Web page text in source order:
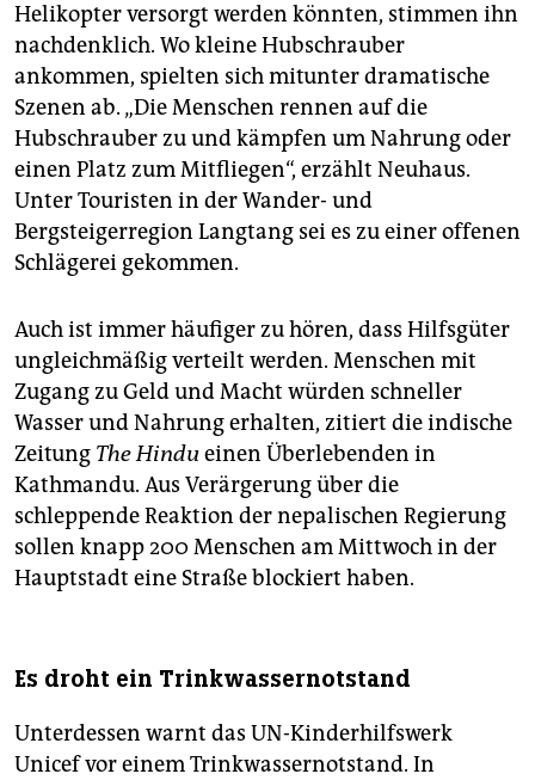
Helikopter versorgt werden könnten, stimmen ihn
nachdenklich. Wo kleine Hubschrauber
ankommen, spielten sich mitunter dramatische
Szenen ab. „Die Menschen rennen auf die
Hubschrauber zu und kämpfen um Nahrung oder
einen Platz zum Mitfliegen“, erzählt Neuhaus.
Unter Touristen in der Wander- und
Bergsteigerregion Langtang sei es zu einer offenen
Schlägerei gekommen.
Auch ist immer häufiger zu hören, dass Hilfsgüter
ungleichmäßig verteilt werden. Menschen mit
Zugang zu Geld und Macht würden schneller
Wasser und Nahrung erhalten, zitiert die indische
Zeitung The Hindueinen Überlebenden in
Kathmandu. Aus Verärgerung über die
schleppende Reaktion der nepalischen Regierung
sollen knapp 200 Menschen am Mittwoch in der
Hauptstadt eine Straße blockiert haben.
Es droht ein Trinkwassernotstand
Unterdessen warnt das UN-Kinderhilfswerk
Unicef vor einem Trinkwassernotstand. In